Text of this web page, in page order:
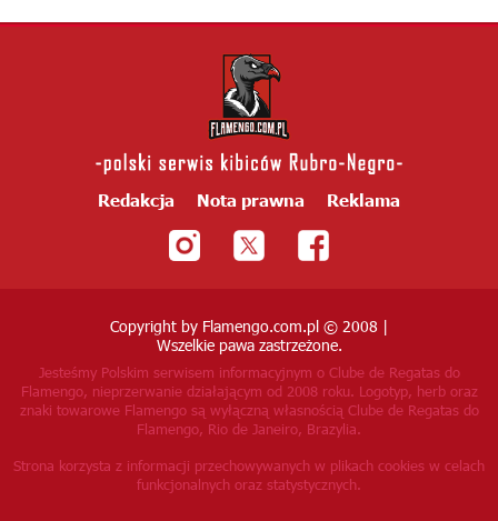
Redakcja Nota prawna Reklama
Copyright by Flamengo.com.pl © 2008 |
Wszelkie pawa zastrzeżone.
Jesteśmy Polskim serwisem informacyjnym o Clube de Regatas do
Flamengo, nieprzerwanie działającym od 2008 roku. Logotyp, herb oraz
znaki towarowe Flamengo są wyłączną własnością Clube de Regatas do
Flamengo, Rio de Janeiro, Brazylia.
Strona korzysta z informacji przechowywanych w plikach cookies w celach
funkcjonalnych oraz statystycznych.